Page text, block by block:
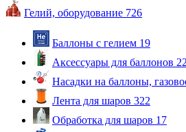
Гелий, оборудование 726
Баллоны с гелием 19
Аксессуары для баллонов 22
Насадки на баллоны,
Лента для шаров 322
Обработка для шаров 17